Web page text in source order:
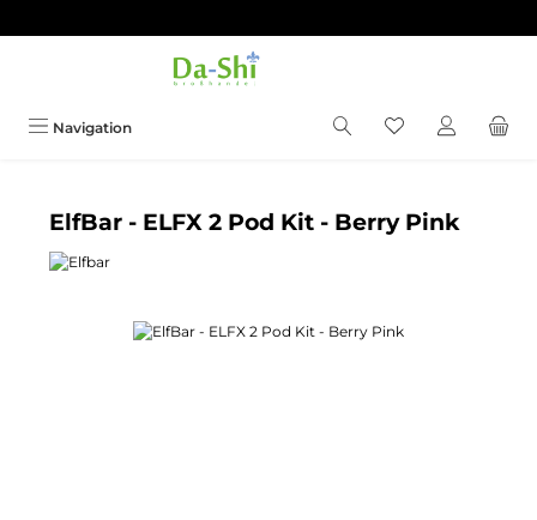
Navigation Du hast 0
ElfBar - ELFX 2 Pod Kit - Berry Pink
Bildergalerie überspringen